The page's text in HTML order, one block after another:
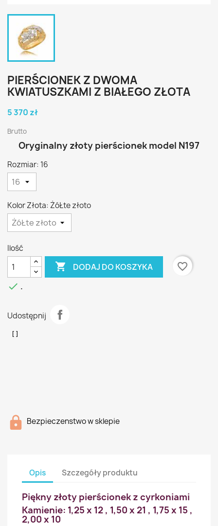
PIERŚCIONEK Z DWOMA
KWIATUSZKAMI Z BIAŁEGO ZŁOTA
5 370 zł
Brutto
Oryginalny złoty pierścionek model N197
Rozmiar: 16
Kolor Złota: ŻóŁte złoto
Ilość
 DODAJ DO KOSZYKA
favorite_border
 .
Udostępnij
Bezpieczenstwo w sklepie
Opis Szczegóły produktu
Piękny złoty pierścionek z cyrkoniami
Kamienie: 1,25 x 12 , 1,50 x 21 , 1,75 x 15 ,
2,00 x 10